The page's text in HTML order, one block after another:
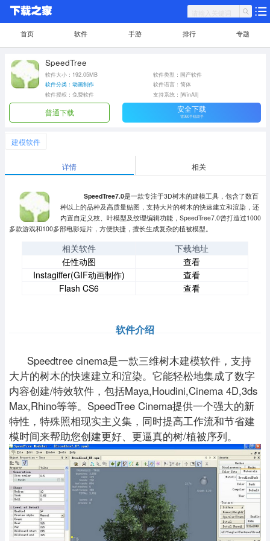
首页 软件 手游 排行 专题
SpeedTree
软件大小：192.05MB
软件类型：国产软件
软件分类：动画制作
软件语言：简体
软件授权：免费软件
支持系统：|WinAll|
普通下载 安全下载
需360手机助手
建模软件
详情 相关
SpeedTree7.0是一款专注于3D树木的建模工具，包含了数百
种以上的品种及高质量贴图，支持大片的树木的快速建立和渲染，还
内置自定义枝、叶模型及纹理编辑功能，SpeedTree7.0曾打造过1000
多款游戏和100多部电影短片，方便快捷，擅长生成复杂的植被模型。
相关软件
下载地址
任性动图
查看
Instagiffer(GIF动画制作)
查看
Flash CS6
查看
软件介绍
Speedtree cinema是一款三维树木建模软件，支持
大片的树木的快速建立和渲染。它能轻松地集成了数字
内容创建/特效软件，包括Maya,Houdini,Cinema 4D,3ds
Max,Rhino等等。SpeedTree Cinema提供一个强大的新
特性，特殊照相现实主义集，同时提高工作流和节省建
模时间来帮助您创建更好、更逼真的树/植被序列。